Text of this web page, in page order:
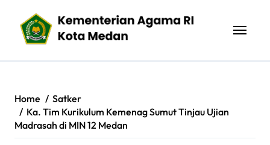
content
Home
Satker
Ka. Tim Kurikulum Kemenag Sumut Tinjau Ujian
Madrasah di MIN 12 Medan